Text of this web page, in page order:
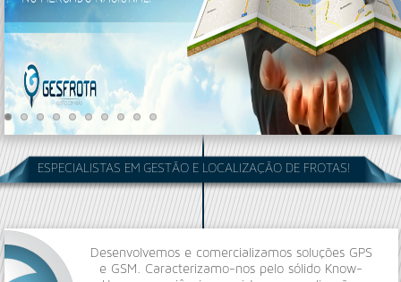
ESPECIALISTAS EM GESTÃO E LOCALIZAÇÃO DE FROTAS!
Desenvolvemos e comercializamos soluções GPS
e GSM. Caracterizamo-nos pelo sólido Know-